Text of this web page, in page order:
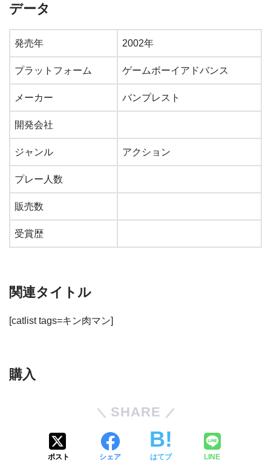
データ
発売年 2002年
プラットフォーム ゲームボーイアドバンス
メーカー バンプレスト
開発会社
ジャンル アクション
プレー人数
販売数
受賞歴
関連タイトル
[catlist tags=キン肉マン]
購入
SHARE
ポスト シェア はてブ LINE